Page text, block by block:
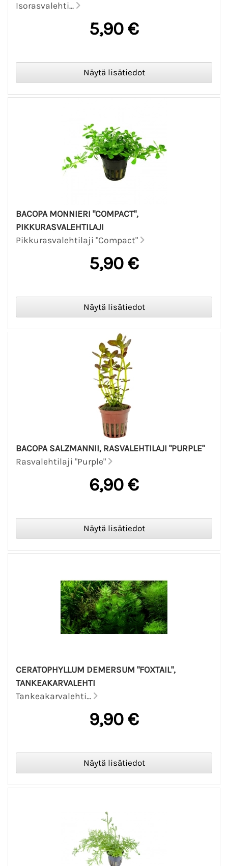
Isorasvalehti...
5,90 €
BACOPA MONNIERI "COMPACT",
PIKKURASVALEHTILAJI
Pikkurasvalehtilaji "Compact"
5,90 €
BACOPA SALZMANNII, RASVALEHTILAJI "PURPLE"
Rasvalehtilaji "Purple"
6,90 €
CERATOPHYLLUM DEMERSUM "FOXTAIL",
TANKEAKARVALEHTI
Tankeakarvalehti...
9,90 €